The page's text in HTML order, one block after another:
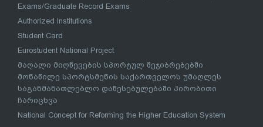
Exams/Graduate Record Exams
Authorized Institutions
Student Card
Eurostudent National Project
მაღალი მიღწევების სპორტულ შეჯიბრებებში
მონაწილე სპორტსმენის საქართველოს უმაღლეს
საგანმანათლებლო დაწესებულებაში პირობითი
ჩარიცხვა
National Concept for Reforming the Higher Education System